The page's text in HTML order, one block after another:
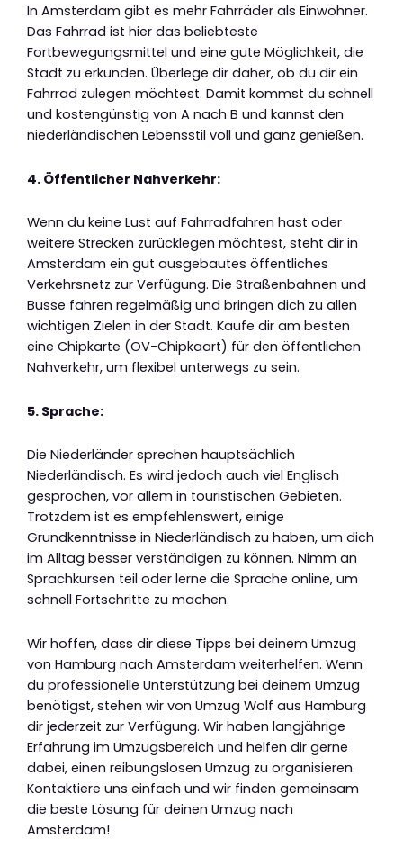
In Amsterdam gibt es mehr Fahrräder als Einwohner.
Das Fahrrad ist hier das beliebteste
Fortbewegungsmittel und eine gute Möglichkeit, die
Stadt zu erkunden. Überlege dir daher, ob du dir ein
Fahrrad zulegen möchtest. Damit kommst du schnell
und kostengünstig von A nach B und kannst den
niederländischen Lebensstil voll und ganz genießen.
4. Öffentlicher Nahverkehr:
Wenn du keine Lust auf Fahrradfahren hast oder
weitere Strecken zurücklegen möchtest, steht dir in
Amsterdam ein gut ausgebautes öffentliches
Verkehrsnetz zur Verfügung. Die Straßenbahnen und
Busse fahren regelmäßig und bringen dich zu allen
wichtigen Zielen in der Stadt. Kaufe dir am besten
eine Chipkarte (OV-Chipkaart) für den öffentlichen
Nahverkehr, um flexibel unterwegs zu sein.
5. Sprache:
Die Niederländer sprechen hauptsächlich
Niederländisch. Es wird jedoch auch viel Englisch
gesprochen, vor allem in touristischen Gebieten.
Trotzdem ist es empfehlenswert, einige
Grundkenntnisse in Niederländisch zu haben, um dich
im Alltag besser verständigen zu können. Nimm an
Sprachkursen teil oder lerne die Sprache online, um
schnell Fortschritte zu machen.
Wir hoffen, dass dir diese Tipps bei deinem Umzug
von Hamburg nach Amsterdam weiterhelfen. Wenn
du professionelle Unterstützung bei deinem Umzug
benötigst, stehen wir von Umzug Wolf aus Hamburg
dir jederzeit zur Verfügung. Wir haben langjährige
Erfahrung im Umzugsbereich und helfen dir gerne
dabei, einen reibungslosen Umzug zu organisieren.
Kontaktiere uns einfach und wir finden gemeinsam
die beste Lösung für deinen Umzug nach
Amsterdam!